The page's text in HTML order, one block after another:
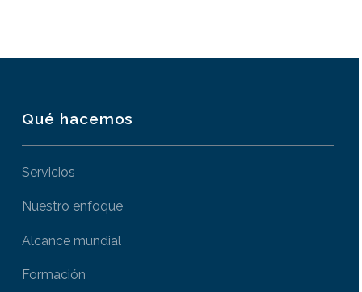
Qué hacemos
Servicios
Nuestro enfoque
Alcance mundial
Formación